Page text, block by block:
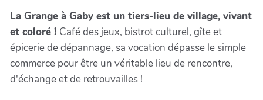
La Grange à Gaby est un tiers-lieu de village, vivant
et coloré ! Café des jeux, bistrot culturel, gîte et
épicerie de dépannage, sa vocation dépasse le simple
commerce pour être un véritable lieu de rencontre,
d'échange et de retrouvailles !